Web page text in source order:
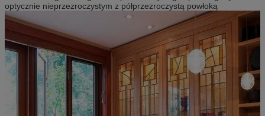
optycznie nieprzezroczystym z półprzezroczystą powłoką